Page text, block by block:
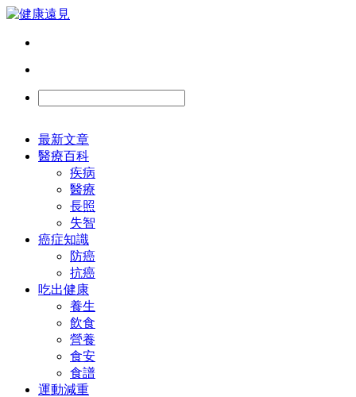
最新文章
醫療百科
疾病
醫療
長照
失智
癌症知識
防癌
抗癌
吃出健康
養生
飲食
營養
食安
食譜
運動減重